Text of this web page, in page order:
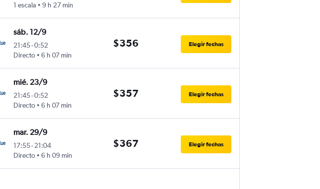
1 escala
9 h 27 min
sáb. 12/9
21:45-0:52
Directo
6 h 07 min
$356 Elegir fechas
mié. 23/9
21:45-0:52
Directo
6 h 07 min
$357 Elegir fechas
mar. 29/9
17:55-21:04
Directo
6 h 09 min
$367 Elegir fechas